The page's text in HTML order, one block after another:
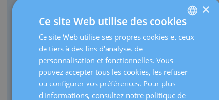
Téléphone
Commentaires
SPANISH
×
Ce site Web utilise des cookies
Ce site Web utilise ses propres cookies et ceux
de tiers à des fins d'analyse, de
personnalisation et fonctionnelles. Vous
pouvez accepter tous les cookies, les refuser
ou configurer vos préférences. Pour plus
d'informations, consultez notre politique de